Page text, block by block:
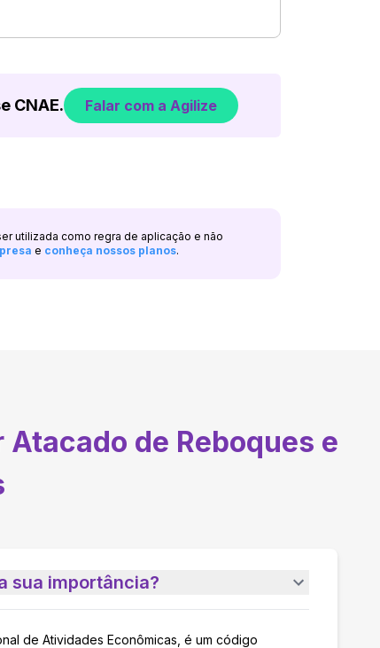
CNAE. Falar com a Agilize
utilizada como regra de aplicação e não
e conheça nossos planos.
Atacado de Reboques e
sua importância?
de Atividades Econômicas, é um código